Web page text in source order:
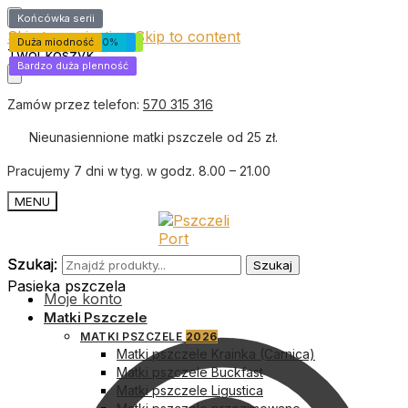
Skip to navigation Skip to content
Twój koszyk
Zamów przez telefon: 570 315 316
Nieunasiennione matki pszczele od 25 zł.
Pracujemy 7 dni w tyg. w godz. 8.00 – 21.00
MENU
Pasieka pszczela
Szukaj: Szukaj
Moje konto
Szukaj: Szukaj
Matki Pszczele
MATKI PSZCZELE 2026
Matki pszczele Krainka (Carnica)
Matki pszczele Buckfast
Matki pszczele Ligustica
Bestseller
Duża miodność
Bardzo duża plenność
Premium
Bardzo duża miodność
Duża plenność
Bestseller
Bardzo duża miodność
Bestseller
Bardzo duża miodność
Bestseller
Duża miodność
Bardzo duża plenność
Polecamy
Bardzo duża łagodność
Polecamy
Bardzo dobra zimowla
Polecamy
Bestseller
Higieniczność 100%
Polecamy
Duża miodność
Końcówka serii
Duża miodność